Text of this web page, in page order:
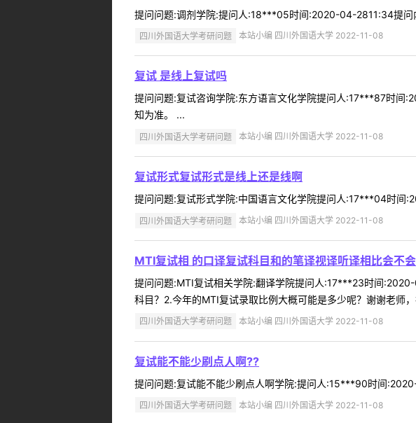
提问问题:调剂学院:提问人:18***05时间:2020-04-2811:34提问
四川外国语大学考研问题 本站小编 四川外国语大学 2022-11-08
复试 是线上复试吗
提问问题:复试咨询学院:东方语言文化学院提问人:17***87时间
知为准。 ...
四川外国语大学考研问题 本站小编 四川外国语大学 2022-11-08
复试形式复试形式是线上还是线啊
提问问题:复试形式学院:中国语言文化学院提问人:17***04时间
四川外国语大学考研问题 本站小编 四川外国语大学 2022-11-08
MTI复试相 的口译复试科目和的笔译视译听译相比会不
提问问题:MTI复试相关学院:翻译学院提问人:17***23时间
科目？2.今年的MTI复试录取比例大概可能是多少呢？谢谢老师
四川外国语大学考研问题 本站小编 四川外国语大学 2022-11-08
复试能不能少刷点人啊??
提问问题:复试能不能少刷点人啊学院:提问人:15***90时间
四川外国语大学考研问题 本站小编 四川外国语大学 2022-11-08